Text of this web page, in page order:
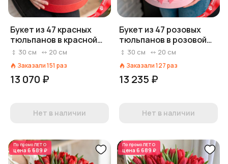
Букет из 47 красных
тюльпанов в красной
коробке
30 см 20 см
Заказали151 раз
13 070 ₽
Нет в наличии
Букет из 47 розовых
тюльпанов в розовой
коробке с лентой
30 см 20 см
Заказали127раз
13 235 ₽
Нет в наличии
По промоЛЕТО
цена 6 689 ₽
По промоЛЕТО
цена 6 689 ₽